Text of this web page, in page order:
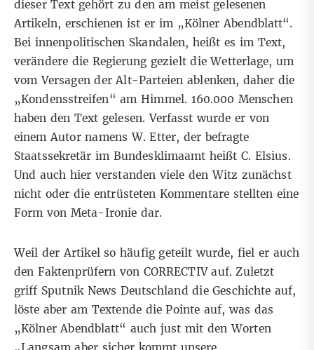
dieser Text gehört zu den am meist gelesenen
Artikeln, erschienen ist er im „Kölner Abendblatt“.
Bei innenpolitischen Skandalen, heißt es im Text,
verändere die Regierung gezielt die Wetterlage, um
vom Versagen der Alt-Parteien ablenken, daher die
„Kondensstreifen“ am Himmel. 160.000 Menschen
haben den Text gelesen. Verfasst wurde er von
einem Autor namens W. Etter, der befragte
Staatssekretär im Bundesklimaamt heißt C. Elsius.
Und auch hier verstanden viele den Witz zunächst
nicht oder die entrüsteten Kommentare stellten eine
Form von Meta-Ironie dar.
Weil der Artikel so häufig geteilt wurde, fiel er auch
den Faktenprüfern von CORRECTIV auf. Zuletzt
griff Sputnik News Deutschland die Geschichte auf,
löste aber am Textende die Pointe auf, was das
„Kölner Abendblatt“ auch just mit den Worten